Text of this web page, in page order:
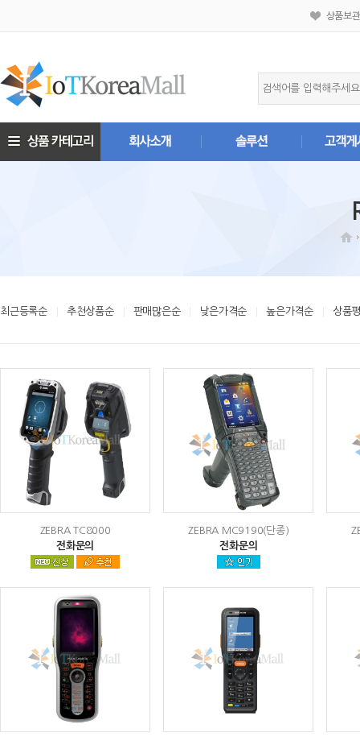
상품보
최근등록순 추천상품순 판매많은순 낮은가격순 높은가격순 상품
ZEBRA TC8000
전화문의
ZEBRA MC9190(단종)
전화문의